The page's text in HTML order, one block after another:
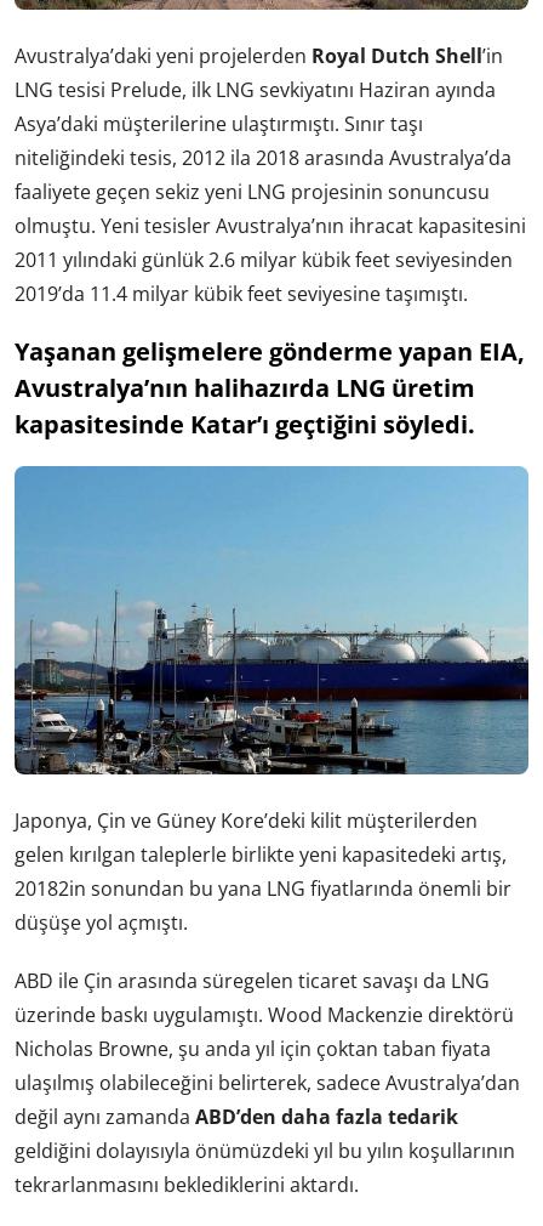
Avustralya’daki yeni projelerden Royal Dutch Shell’in
LNG tesisi Prelude, ilk LNG sevkiyatını Haziran ayında
Asya’daki müşterilerine ulaştırmıştı. Sınır taşı
niteliğindeki tesis, 2012 ila 2018 arasında Avustralya’da
faaliyete geçen sekiz yeni LNG projesinin sonuncusu
olmuştu. Yeni tesisler Avustralya’nın ihracat kapasitesini
2011 yılındaki günlük 2.6 milyar kübik feet seviyesinden
2019’da 11.4 milyar kübik feet seviyesine taşımıştı.
Yaşanan gelişmelere gönderme yapan EIA,
Avustralya’nın halihazırda LNG üretim
kapasitesinde Katar’ı geçtiğini söyledi.
Japonya, Çin ve Güney Kore’deki kilit müşterilerden
gelen kırılgan taleplerle birlikte yeni kapasitedeki artış,
20182in sonundan bu yana LNG fiyatlarında önemli bir
düşüşe yol açmıştı.
ABD ile Çin arasında süregelen ticaret savaşı da LNG
üzerinde baskı uygulamıştı. Wood Mackenzie direktörü
Nicholas Browne, şu anda yıl için çoktan taban fiyata
ulaşılmış olabileceğini belirterek, sadece Avustralya’dan
değil aynı zamanda ABD’den daha fazla tedarik
geldiğini dolayısıyla önümüzdeki yıl bu yılın koşullarının
tekrarlanmasını beklediklerini aktardı.